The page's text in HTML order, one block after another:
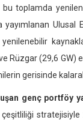
bu toplamda
yayımlanan
Rüzgar (29,6
gerisinde
genç portföy